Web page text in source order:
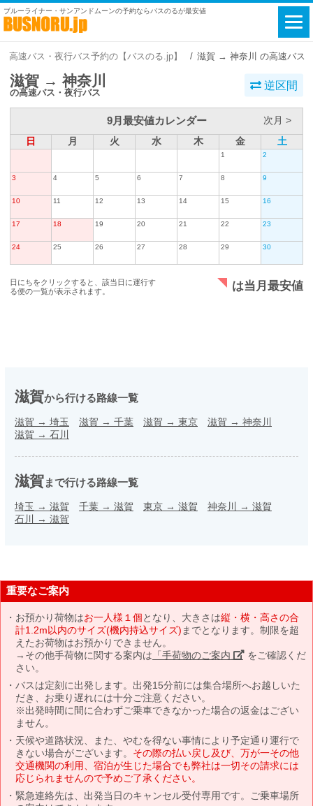
ブルーライナー・サンアンドムーンの予約ならバスのるが最安値
高速バス・夜行バス予約の【バスのる.jp】 滋賀 → 神奈川 の高速バス
滋賀 → 神奈川
の高速バス・夜行バス
逆区間
9月最安値カレンダー
次月 >
日
月 火 水 木 金 土
1 2
3 4 5 6 7 8 9
10 11 12 13 14 15 16
17 18 19 20 21 22 23
24 25 26 27 28 29 30
日にちをクリックすると、該当日に運行す
る便の一覧が表示されます。
は当月最安値
滋賀から行ける路線一覧
滋賀 → 埼玉 滋賀 → 千葉 滋賀 → 東京 滋賀 → 神奈川
滋賀 → 石川
滋賀まで行ける路線一覧
埼玉 → 滋賀 千葉 → 滋賀 東京 → 滋賀 神奈川 → 滋賀
石川 → 滋賀
重要なご案内
お預かり荷物はお一人様１個となり、大きさは縦・横・高さの合
計1.2m以内のサイズ(機内持込サイズ) までとなります。制限を超
えたお荷物はお預かりできません。
→その他手荷物に関する案内は 「手荷物のご案内」 をご確認くだ
さい。
バスは定刻に出発します。出発15分前には集合場所へお越しいた
だき、お乗り遅れには十分ご注意ください。
※出発時間に間に合わずご乗車できなかった場合の返金はござい
ません。
天候や道路状況、また、やむを得ない事情により予定通り運行で
きない場合がございます。 その際の払い戻し及び、万が一その他
交通機関の利用、宿泊が生じた場合でも弊社は一切その請求には
応じられませんので予めご了承ください。
緊急連絡先は、出発当日のキャンセル受付専用です。ご乗車場所